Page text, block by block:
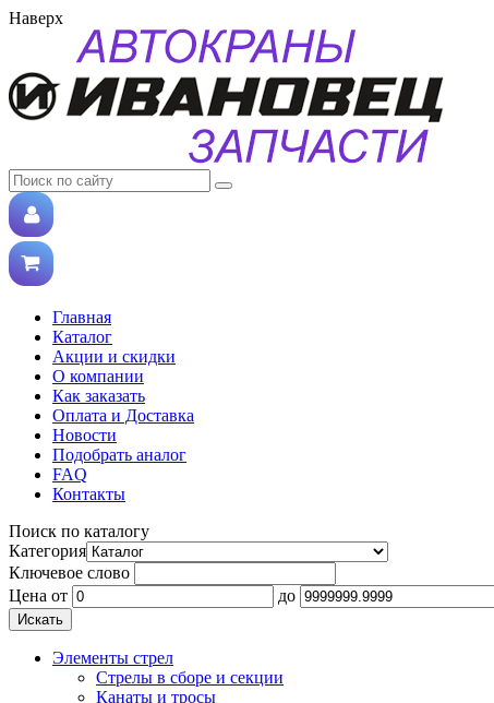
Наверх
Главная
Каталог
Акции и скидки
О компании
Как заказать
Оплата и Доставка
Новости
Подобрать аналог
FAQ
Контакты
Поиск по каталогу
Категория
Ключевое слово
Цена от до
Элементы стрел
Стрелы в сборе и секции
Канаты и тросы